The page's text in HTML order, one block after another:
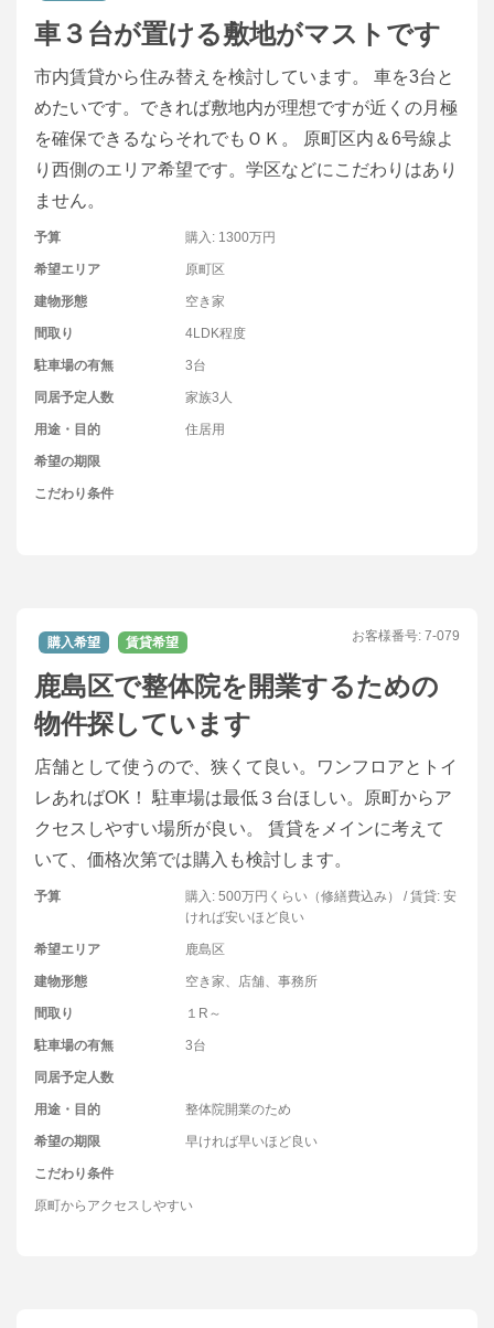
車３台が置ける敷地がマストです
市内賃貸から住み替えを検討しています。 車を3台と
めたいです。できれば敷地内が理想ですが近くの月極
を確保できるならそれでもＯＫ。 原町区内＆6号線よ
り西側のエリア希望です。学区などにこだわりはあり
ません。
予算 購入: 1300万円
希望エリア 原町区
建物形態 空き家
間取り 4LDK程度
駐車場の有無 3台
同居予定人数 家族3人
用途・目的 住居用
希望の期限
こだわり条件
購入希望 賃貸希望 お客様番号: 7-079
鹿島区で整体院を開業するための
物件探しています
店舗として使うので、狭くて良い。ワンフロアとトイ
レあればOK！ 駐車場は最低３台ほしい。原町からア
クセスしやすい場所が良い。 賃貸をメインに考えて
いて、価格次第では購入も検討します。
予算 購入: 500万円くらい（修繕費込み）
/ 賃貸: 安
ければ安いほど良い
希望エリア 鹿島区
建物形態 空き家、店舗、事務所
間取り １R～
駐車場の有無 3台
同居予定人数
用途・目的 整体院開業のため
希望の期限 早ければ早いほど良い
こだわり条件
原町からアクセスしやすい